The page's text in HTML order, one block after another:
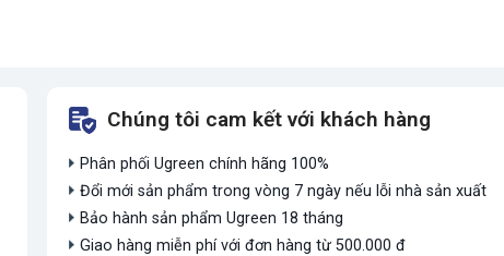
Chúng tôi cam kết với khách hàng
Phân phối Ugreen chính hãng 100%
Đổi mới sản phẩm trong vòng 7 ngày nếu lỗi nhà sản xuất
Bảo hành sản phẩm Ugreen 18 tháng
Giao hàng miễn phí với đơn hàng từ 500.000 đ